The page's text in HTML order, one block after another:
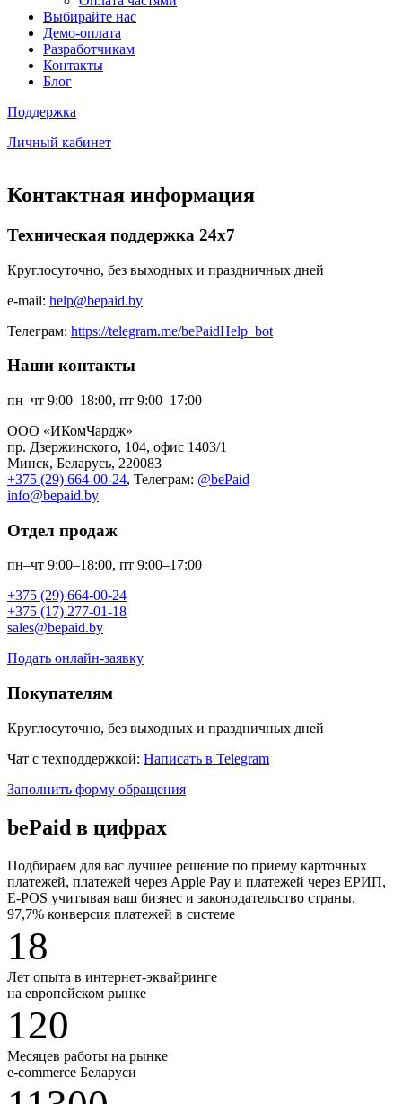
Выбирайте нас
Демо-оплата
Разработчикам
Контакты
Блог
Поддержка
Личный кабинет
Контактная информация
Техническая поддержка 24х7
Круглосуточно, без выходных и праздничных дней
e-mail: help@bepaid.by
Телеграм: https://telegram.me/bePaidHelp_bot
Наши контакты
пн–чт 9:00–18:00, пт 9:00–17:00
ООО «ИКомЧардж»
пр. Дзержинского, 104, офис 1403/1
Минск, Беларусь, 220083
+375 (29) 664-00-24, Телеграм: @bePaid
info@bepaid.by
Отдел продаж
пн–чт 9:00–18:00, пт 9:00–17:00
+375 (29) 664-00-24
+375 (17) 277-01-18
sales@bepaid.by
Подать онлайн-заявку
Покупателям
Круглосуточно, без выходных и праздничных дней
Чат с техподдержкой: Написать в Telegram
Заполнить форму обращения
bePaid в цифрах
Подбираем для вас лучшее решение по приему карточных
платежей, платежей через Apple Pay и платежей через ЕРИП,
E-POS учитывая ваш бизнес и законодательство страны.
97,7% конверсия платежей в системе
18
Лет опыта в интернет-эквайринге
на европейском рынке
120
Месяцев работы на рынке
е-commerce Беларуси